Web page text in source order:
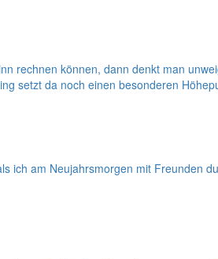
rechnen können, dann denkt man
setzt da noch einen besonderen
ich am Neujahrsmorgen mit Freunden